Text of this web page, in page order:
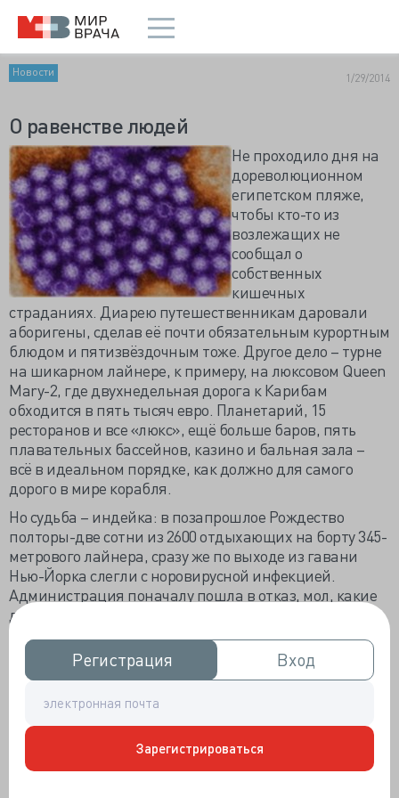
Регистрация
Регистрация Вход
Вход
Зарегистрироваться
Новости 1/29/2014
О равенстве людей
Не проходило дня на
дореволюционном
египетском пляже,
чтобы кто-то из
возлежащих не
сообщал о
собственных
кишечных
страданиях. Диарею путешественникам даровали
аборигены, сделав её почти обязательным курортным
блюдом и пятизвёздочным тоже. Другое дело – турне
на шикарном лайнере, к примеру, на люксовом Queen
Mary-2, где двухнедельная дорога к Карибам
обходится в пять тысяч евро. Планетарий, 15
ресторанов и все «люкс», ещё больше баров, пять
плавательных бассейнов, казино и бальная зала –
всё в идеальном порядке, как должно для самого
дорого в мире корабля.
Но судьба – индейка: в позапрошлое Рождество
полторы-две сотни из 2600 отдыхающих на борту 345-
метрового лайнера, сразу же по выходе из гавани
Нью-Йорка слегли с норовирусной инфекцией.
Администрация поначалу пошла в отказ, мол, какие
две сотни больных, от силы 18 человек. Но к чести
персонала, объявили карантин, убрали все солонки и
перечницы, масло – только в пакетиках, промо-
товары и пробники косметики – под замок.
разнообразных объектов общепита,
сосредоточившись на главном ресторане корабля. В
итоге 5% населения было признано пострадавшими.